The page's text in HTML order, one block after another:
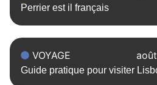
Perrier est il français
VOYAGE
Guide pratique pour visiter